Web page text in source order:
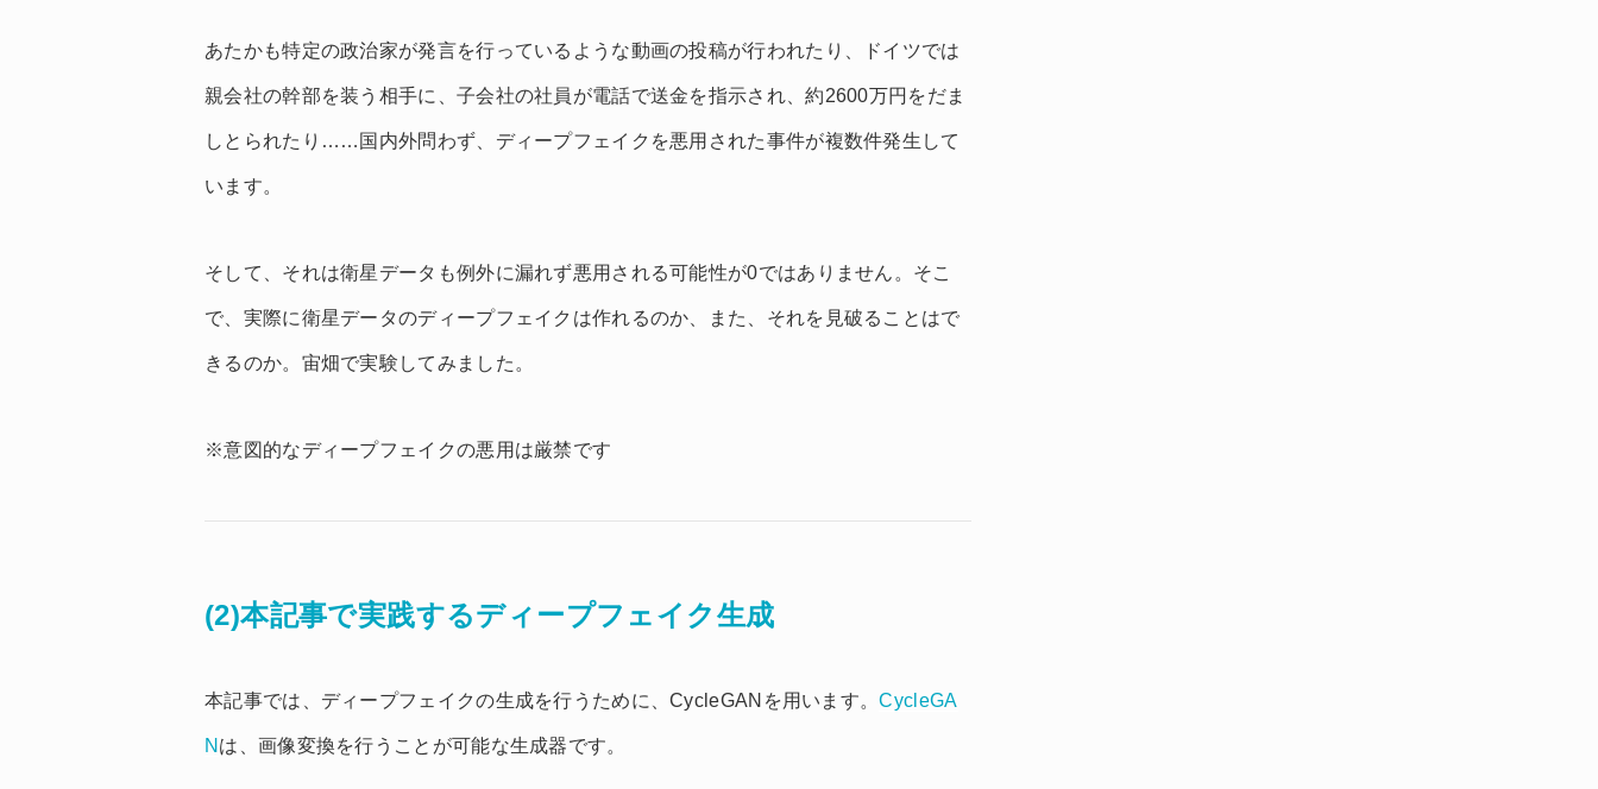
あたかも特定の政治家が発言を行っているような動画の投稿が行われたり、ドイツでは
親会社の幹部を装う相手に、子会社の社員が電話で送金を指示され、約2600万円をだま
しとられたり……国内外問わず、ディープフェイクを悪用された事件が複数件発生して
います。
そして、それは衛星データも例外に漏れず悪用される可能性が0ではありません。そこ
で、実際に衛星データのディープフェイクは作れるのか、また、それを見破ることはで
きるのか。宙畑で実験してみました。
※意図的なディープフェイクの悪用は厳禁です
(2)本記事で実践するディープフェイク生成
本記事では、ディープフェイクの生成を行うために、CycleGANを用います。CycleGA
N は、画像変換を行うことが可能な生成器です。